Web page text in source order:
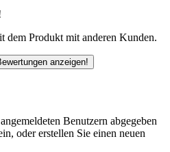
dem Produkt mit anderen Kunden.
anzeigen!
Benutzern abgegeben
oder erstellen Sie einen neuen